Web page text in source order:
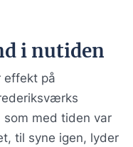
i nutiden
effekt på
som med tiden var
til syne igen, lyder